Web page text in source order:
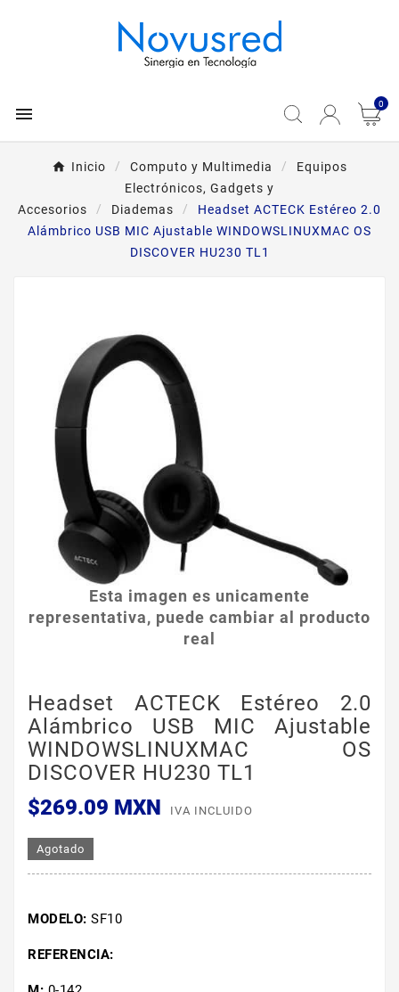
 0
Inicio Computo y Multimedia
Equipos
Electrónicos, Gadgets y
Accesorios
Diademas
Headset ACTECK Estéreo 2.0
Alámbrico USB MIC Ajustable WINDOWSLINUXMAC OS
DISCOVER HU230 TL1
Esta imagen es unicamente
representativa, puede cambiar al producto
real
Headset ACTECK Estéreo 2.0
Alámbrico USB MIC Ajustable
WINDOWSLINUXMAC OS
DISCOVER HU230 TL1
$269.09 MXN
IVA INCLUIDO
Agotado
MODELO: SF10
REFERENCIA: